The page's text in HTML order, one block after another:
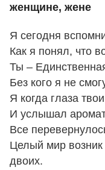
женщине, жене
Я сегодня
Как я понял, что
Ты –
Без кого я не
Я когда глаза
И услышал
Все
Целый мир
двоих.